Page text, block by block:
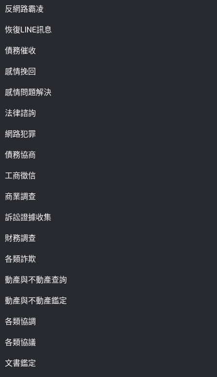
反網路霸凌
恢復LINE訊息
債務催收
感情挽回
感情問題解決
法律諮詢
網路犯罪
債務協商
工商徵信
商業調查
訴訟證據收集
財務調查
各類詐欺
動產與不動產查詢
動產與不動產鑑定
各類協調
各類協議
文書鑑定